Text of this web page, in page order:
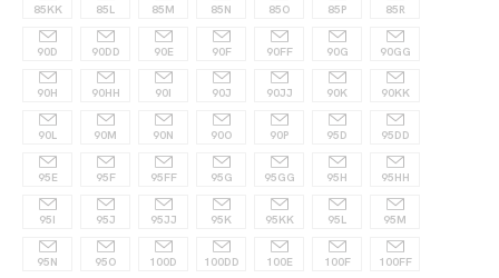
85KK 85L 85M 85N 85O 85P 85R
90D 90DD 90E 90F 90FF 90G 90GG
90H 90HH 90I 90J 90JJ 90K 90KK
90L 90M 90N 90O 90P 95D 95DD
95E 95F 95FF 95G 95GG 95H 95HH
95I 95J 95JJ 95K 95KK 95L 95M
95N 95O 100D 100DD 100E 100F 100FF